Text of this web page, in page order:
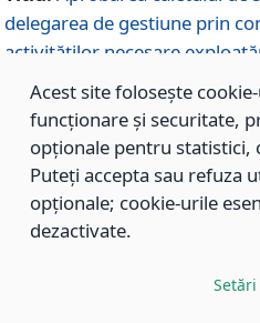
delegarea de gestiune prin
activităţilor necesare
Municipal Braşov situat în str.
564/29.11.2013
Titlu: Completarea şi
care s-a aprobat studiul de
Acest site folosește
funcționare și securitate,
opționale pentru
Puteți accepta sau refuza
opționale; cookie-urile
dezactivate.
Setări